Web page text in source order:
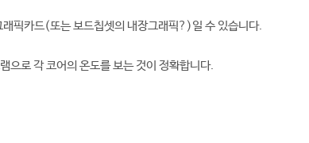
래픽카드(또는 보드칩셋의 내장그래픽?)일 수 있습니다.
로 각 코어의 온도를 보는 것이 정확합니다.